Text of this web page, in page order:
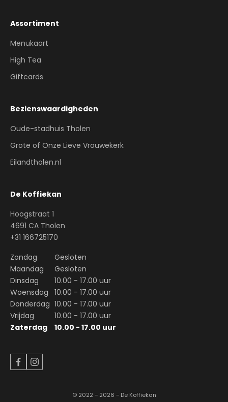
Assortiment
Menukaart
High Tea
Giftcards
Bezienswaardigheden
Oude-stadhuis Tholen
Grote of Onze Lieve Vrouwekerk
Eilandtholen.nl
De Koffiekan
Hoogstraat 1
4691 CA Tholen
+31 166725170
Zondag
Gesloten
Maandag
Gesloten
Dinsdag
10.00 - 17.00 uur
Woensdag
10.00 - 17.00 uur
Donderdag 10.00 - 17.00 uur
Vrijdag
10.00 - 17.00 uur
Zaterdag
10.00 - 17.00 uur
© 2022 − 2026 − De Koffiekan